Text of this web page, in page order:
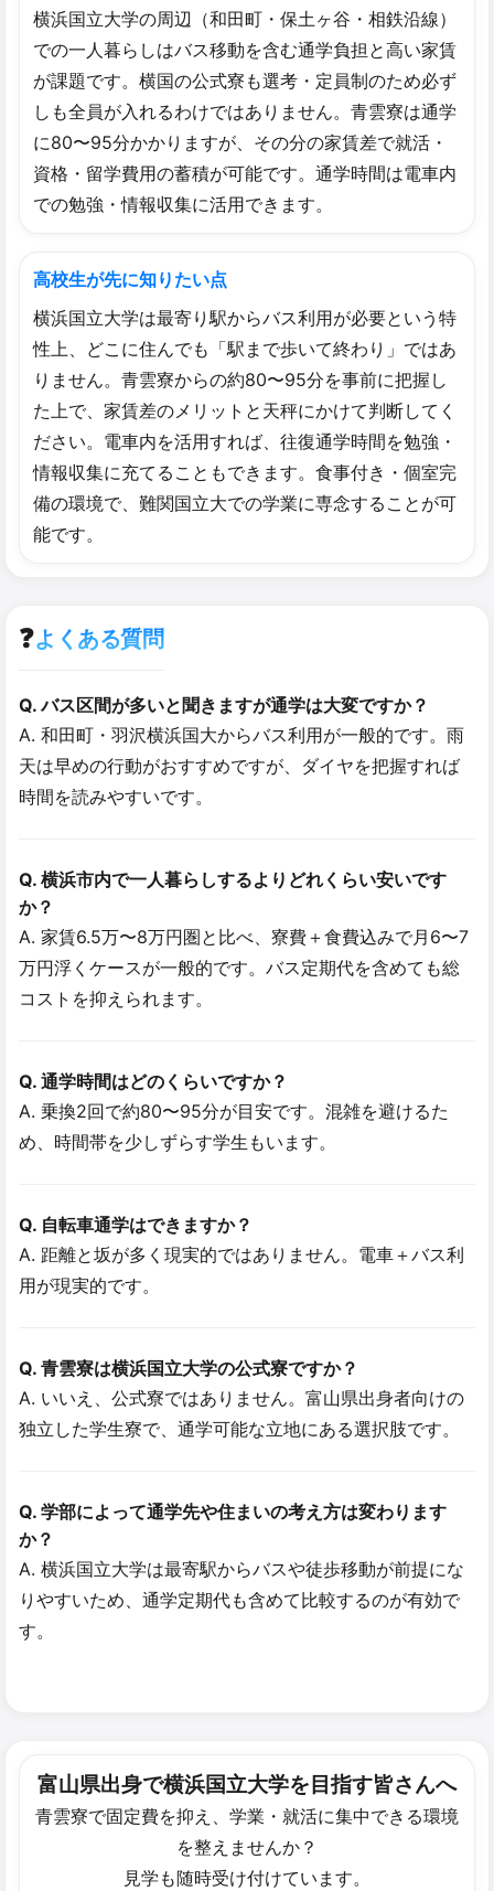
横浜国立大学の周辺（和田町・保土ヶ谷・相鉄沿線）
での一人暮らしはバス移動を含む通学負担と高い家賃
が課題です。横国の公式寮も選考・定員制のため必ず
しも全員が入れるわけではありません。青雲寮は通学
に80〜95分かかりますが、その分の家賃差で就活・
資格・留学費用の蓄積が可能です。通学時間は電車内
での勉強・情報収集に活用できます。
高校生が先に知りたい点
横浜国立大学は最寄り駅からバス利用が必要という特
性上、どこに住んでも「駅まで歩いて終わり」ではあ
りません。青雲寮からの約80〜95分を事前に把握し
た上で、家賃差のメリットと天秤にかけて判断してく
ださい。電車内を活用すれば、往復通学時間を勉強・
情報収集に充てることもできます。食事付き・個室完
備の環境で、難関国立大での学業に専念することが可
能です。
❓よくある質問
Q. バス区間が多いと聞きますが通学は大変ですか？
A. 和田町・羽沢横浜国大からバス利用が一般的です。雨
天は早めの行動がおすすめですが、ダイヤを把握すれば
時間を読みやすいです。
Q. 横浜市内で一人暮らしするよりどれくらい安いです
か？
A. 家賃6.5万〜8万円圏と比べ、寮費＋食費込みで月6〜7
万円浮くケースが一般的です。バス定期代を含めても総
コストを抑えられます。
Q. 通学時間はどのくらいですか？
A. 乗換2回で約80〜95分が目安です。混雑を避けるた
め、時間帯を少しずらす学生もいます。
Q. 自転車通学はできますか？
A. 距離と坂が多く現実的ではありません。電車＋バス利
用が現実的です。
Q. 青雲寮は横浜国立大学の公式寮ですか？
A. いいえ、公式寮ではありません。富山県出身者向けの
独立した学生寮で、通学可能な立地にある選択肢です。
Q. 学部によって通学先や住まいの考え方は変わります
か？
A. 横浜国立大学は最寄駅からバスや徒歩移動が前提にな
りやすいため、通学定期代も含めて比較するのが有効で
す。
富山県出身で​横浜国立大学を​目指す皆さん​へ
青雲寮で固定費を抑え、学業・就活に集中できる環境
を整えませんか？
見学も随時受け付けています。